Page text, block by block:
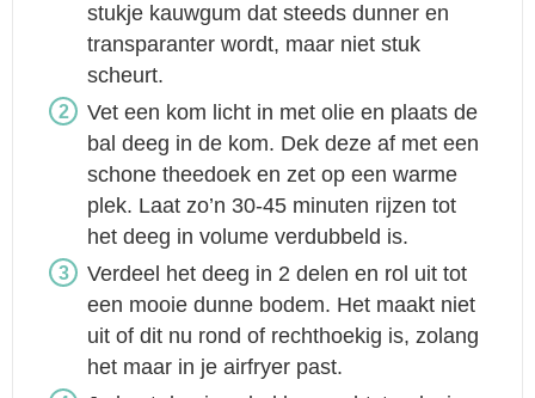
stukje kauwgum dat steeds dunner en
transparanter wordt, maar niet stuk
scheurt.
Vet een kom licht in met olie en plaats de
bal deeg in de kom. Dek deze af met een
schone theedoek en zet op een warme
plek. Laat zo’n 30-45 minuten rijzen tot
het deeg in volume verdubbeld is.
Verdeel het deeg in 2 delen en rol uit tot
een mooie dunne bodem. Het maakt niet
uit of dit nu rond of rechthoekig is, zolang
het maar in je airfryer past.